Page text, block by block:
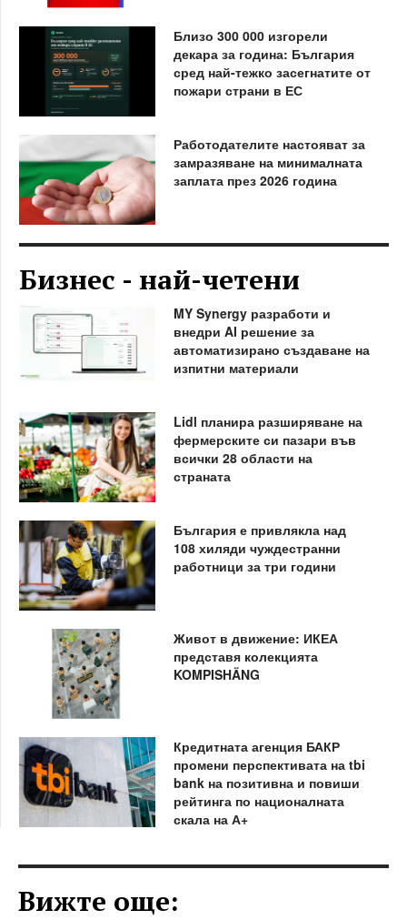
Близо 300 000 изгорели
декара за година: България
сред най-тежко засегнатите от
пожари страни в ЕС
Работодателите настояват за
замразяване на минималната
заплата през 2026 година
Бизнес - най-четени
MY Synergy разработи и
внедри AI решение за
автоматизирано създаване на
изпитни материали
Lidl планира разширяване на
фермерските си пазари във
всички 28 области на
страната
България е привлякла над
108 хиляди чуждестранни
работници за три години
Живот в движение: ИКЕА
представя колекцията
KOMPISHÄNG
Кредитната агенция БАКР
промени перспективата на tbi
bank на позитивна и повиши
рейтинга по националната
скала на А+
Вижте още: